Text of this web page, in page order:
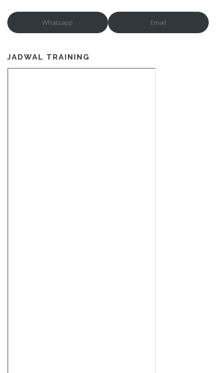
Whatsapp Email
JADWAL TRAINING